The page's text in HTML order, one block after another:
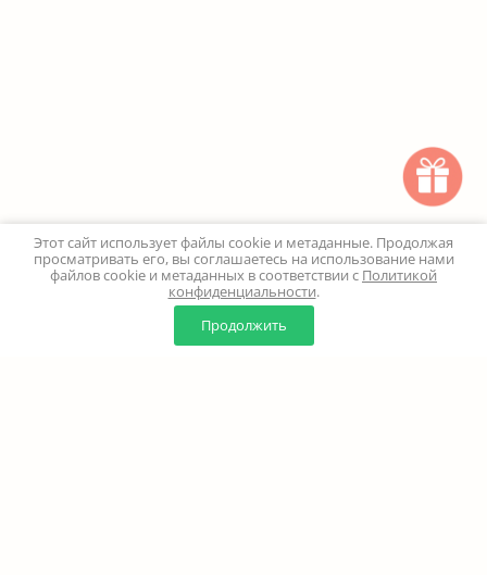
0
Корзина
Этот сайт использует файлы cookie и метаданные. Продолжая
просматривать его, вы соглашаетесь на использование нами
файлов cookie и метаданных в соответствии с Политикой
конфиденциальности.
Продолжить